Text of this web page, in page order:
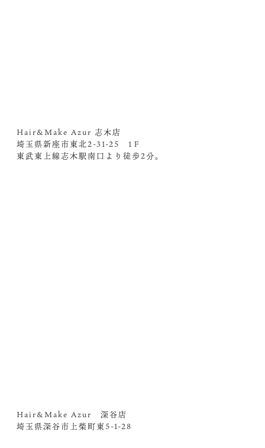
Hair&Make Azur 志木店
埼玉県新座市東北2-31-25 1Ｆ
東武東上線志木駅南口より徒歩2分。
Hair&Make Azur 深谷店
埼玉県深谷市上柴町東5-1-28